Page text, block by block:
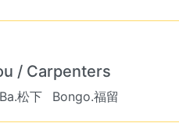
/ Carpenters
Ba.松下 Bongo.福留